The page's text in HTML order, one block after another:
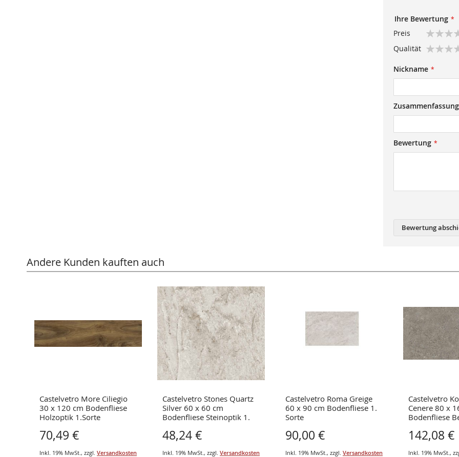
Ihre Bewertung
Preis
star
stars
stars
stars
stars
Qualität
star
stars
stars
stars
stars
Nickname
Zusammenfassung
Bewertung
Bewertung
Andere Kunden kauften auch
Castelvetro More Ciliegio
30 x 120 cm Bodenfliese
Holzoptik 1.Sorte
70,49 €
Inkl. 19% MwSt. , zzgl. Versandkosten
Castelvetro Stones Quartz
Silver 60 x 60 cm
Bodenfliese Steinoptik 1.
48,24 €
Inkl. 19% MwSt. , zzgl. Versandkosten
Castelvetro Roma Greige
60 x 90 cm Bodenfliese 1.
Sorte
90,00 €
Inkl. 19% MwSt. , zzgl. Versandkosten
Castelvetro
Cenere 80 x
Bodenfliese
142,08 €
Inkl. 19% MwSt. ,